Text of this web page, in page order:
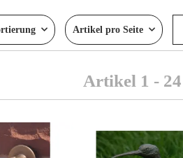
Artikel pro Seite
Artikel 1 -